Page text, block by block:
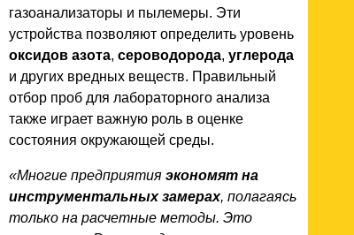
газоанализаторы и пылемеры. Эти
устройства позволяют определить уровень
оксидов азота, сероводорода, углерода
и других вредных веществ. Правильный
отбор проб для лабораторного анализа
также играет важную роль в оценке
состояния окружающей среды.
«Многие предприятия экономят на
инструментальных замерах, полагаясь
только на расчетные методы. Это